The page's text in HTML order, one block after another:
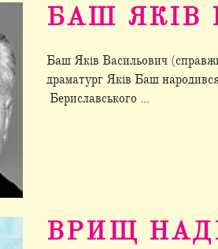
БАШ ЯКІВ
Баш Яків Васильович
драматург Яків Баш
Бериславського ...
ВРИЩ